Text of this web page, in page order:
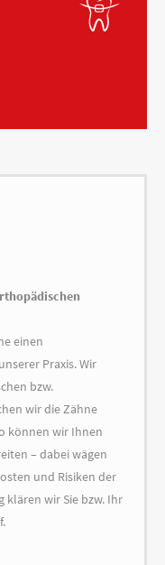
einen
Praxis. Wir
bzw.
wir die Zähne
können wir Ihnen
– dabei wägen
und Risiken der
klären wir Sie bzw. Ihr